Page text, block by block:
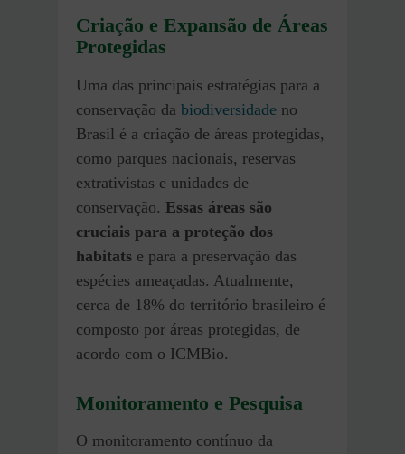
Criação e Expansão de Áreas
Protegidas
Uma das principais estratégias para a
conservação da biodiversidade no
Brasil é a criação de áreas protegidas,
como parques nacionais, reservas
extrativistas e unidades de
conservação. Essas áreas são
cruciais para a proteção dos
habitats e para a preservação das
espécies ameaçadas. Atualmente,
cerca de 18% do território brasileiro é
composto por áreas protegidas, de
acordo com o ICMBio.
Monitoramento e Pesquisa
O monitoramento contínuo da